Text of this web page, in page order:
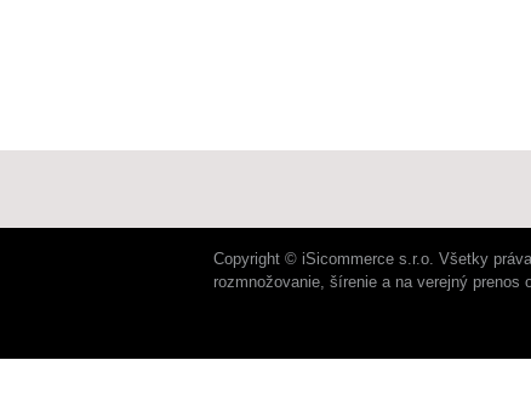
Copyright © iSicommerce s.r.o. Všetky
rozmnožovanie, šírenie a na verejný prenos